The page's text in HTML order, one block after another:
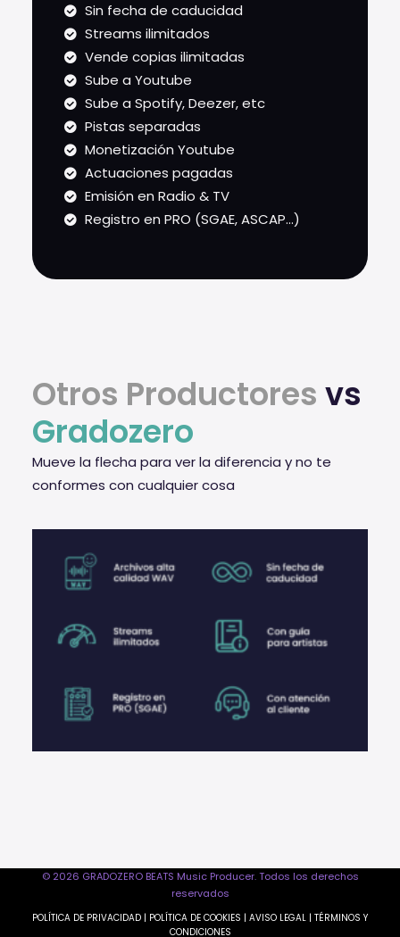
Sin fecha de caducidad
Streams ilimitados
Vende copias ilimitadas
Sube a Youtube
Sube a Spotify, Deezer, etc
Pistas separadas
Monetización Youtube
Actuaciones pagadas
Emisión en Radio & TV
Registro en PRO (SGAE, ASCAP...)
Otros Productores vs
Gradozero
Mueve la flecha para ver la diferencia y no te
conformes con cualquier cosa
© 2026 GRADOZERO BEATS Music Producer. Todos los derechos
reservados
POLÍTICA DE PRIVACIDAD | POLÍTICA DE COOKIES | AVISO LEGAL | TÉRMINOS Y
CONDICIONES